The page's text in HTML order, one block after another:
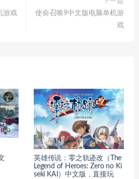
游戏
使命召唤9中文版电脑单机游
戏
英雄传说：零之轨迹改（The
Legend of Heroes: Zero no Ki
seki KAI）中文版，直接玩